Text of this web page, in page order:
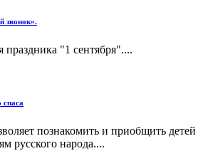
звонок».
"1 сентября"....
спаса
познакомить и приобщить детей
русского народа....